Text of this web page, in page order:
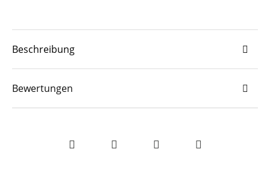
Beschreibung
Bewertungen